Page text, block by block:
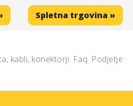
Spletna trgovina »
kabli, konektorji Faq Podjetje